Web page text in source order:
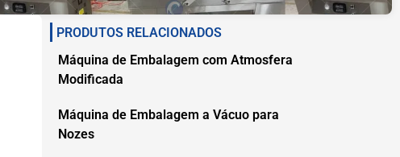
PRODUTOS RELACIONADOS
Máquina de Embalagem com Atmosfera
Modificada
Máquina de Embalagem a Vácuo para
Nozes